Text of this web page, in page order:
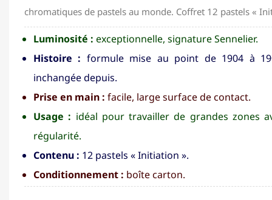
chromatiques de pastels au monde. Coffret 12 pastels «
Luminosité : exceptionnelle, signature Sennelier.
Histoire : formule mise au point de 1904 à
inchangée depuis.
Prise en main : facile, large surface de contact.
Usage : idéal pour travailler de grandes zones
régularité.
Contenu : 12 pastels « Initiation ».
Conditionnement : boîte carton.